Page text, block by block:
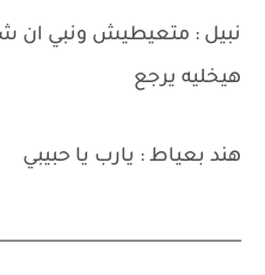
نبيل : متعيطيش ونبي ان
هيخليه يرجع
هند بعياط : يارب يا حبيبي